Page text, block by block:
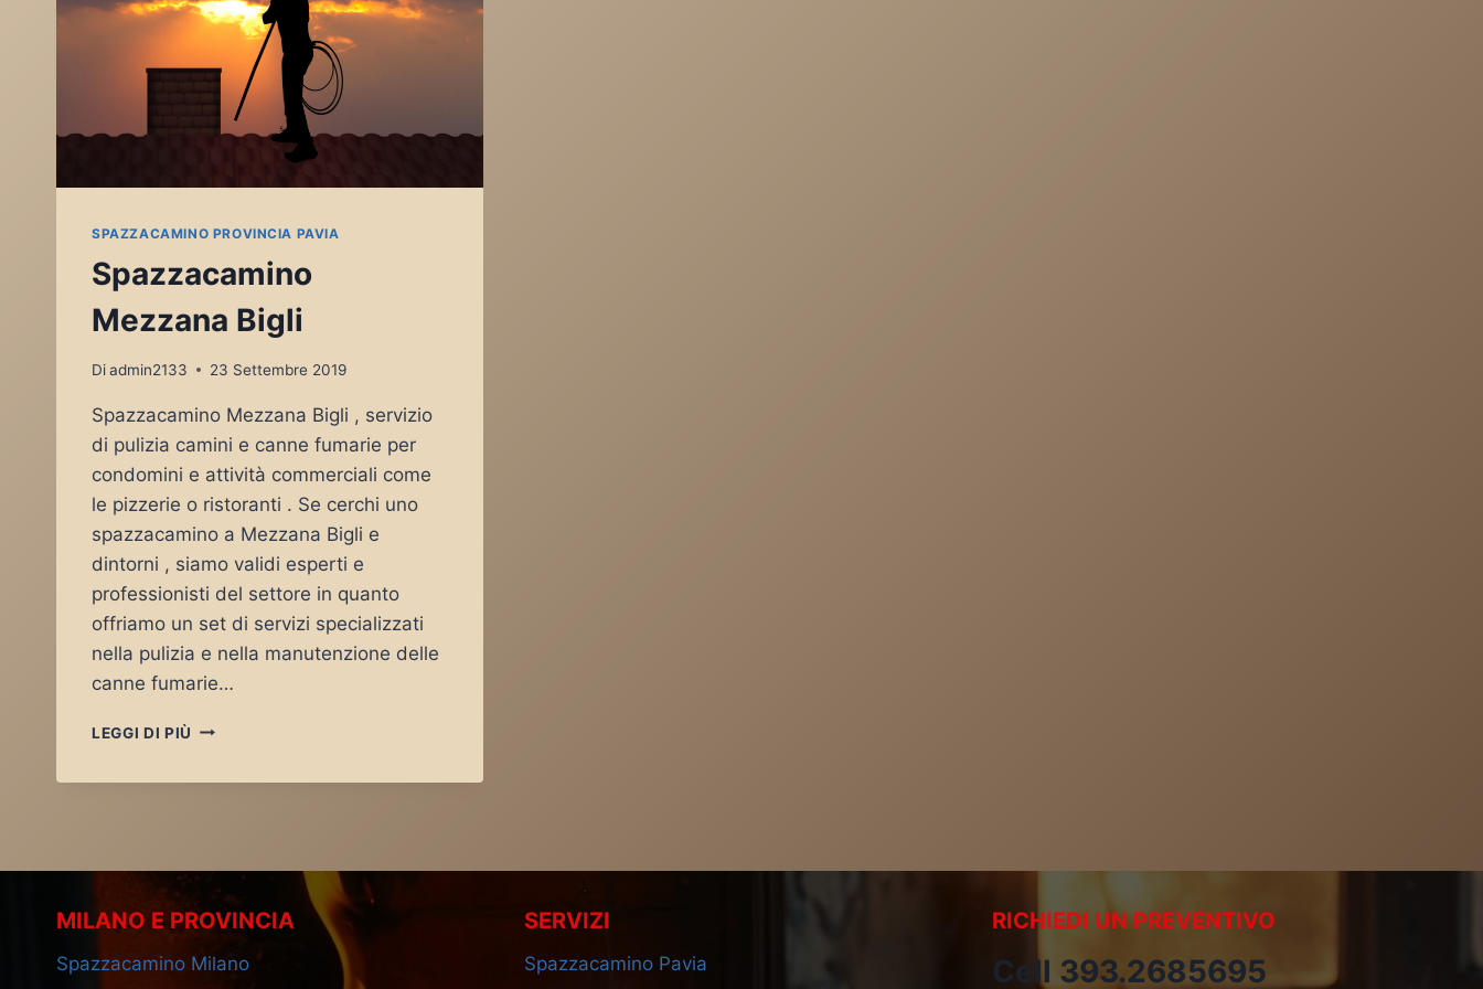
SPAZZACAMINO PROVINCIA PAVIA
Spazzacamino
Mezzana Bigli
Diadmin2133 23 Settembre 2019
Spazzacamino Mezzana Bigli , servizio
di pulizia camini e canne fumarie per
condomini e attività commerciali come
le pizzerie o ristoranti . Se cerchi uno
spazzacamino a Mezzana Bigli e
dintorni , siamo validi esperti e
professionisti del settore in quanto
offriamo un set di servizi specializzati
nella pulizia e nella manutenzione delle
canne fumarie…
LEGGI DI PIÙ SPAZZACAMINO
MILANO E PROVINCIA
Spazzacamino Milano
SERVIZI
Spazzacamino Pavia
RICHIEDI UN PREVENTIVO
Cell 393.2685695